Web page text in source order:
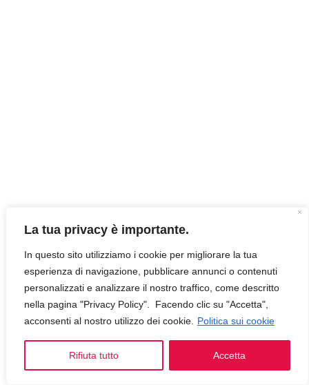
La tua privacy è importante.
In questo sito utilizziamo i cookie per migliorare la tua
esperienza di navigazione, pubblicare annunci o contenuti
personalizzati e analizzare il nostro traffico, come descritto
nella pagina "Privacy Policy". Facendo clic su "Accetta",
acconsenti al nostro utilizzo dei cookie.
Politica sui cookie
Rifiuta tutto Accetta